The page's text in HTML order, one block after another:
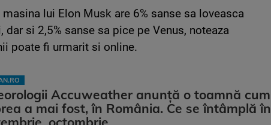
lui Elon Musk are 6% sanse sa loveasca
si 2,5% sanse sa pice pe Venus, noteaza
poate fi urmarit si online.
Accuweather anunță o toamnă cum
a mai fost, în România. Ce se întâmplă în